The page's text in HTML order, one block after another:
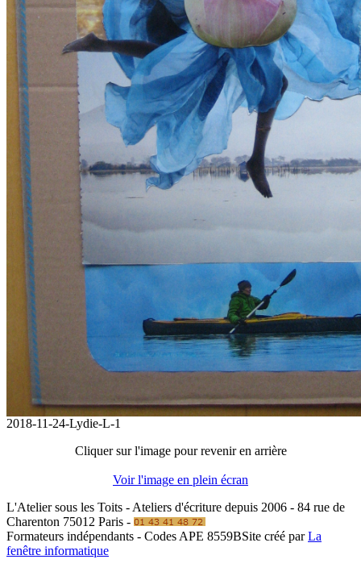
2018-11-24-Lydie-L-1
Cliquer sur l'image pour revenir en arrière
Voir l'image en plein écran
L'Atelier sous les Toits - Ateliers d'écriture depuis 2006 - 84 rue de
Charenton 75012 Paris -
Formateurs indépendants - Codes APE 8559BSite créé parLa
fenêtre informatique